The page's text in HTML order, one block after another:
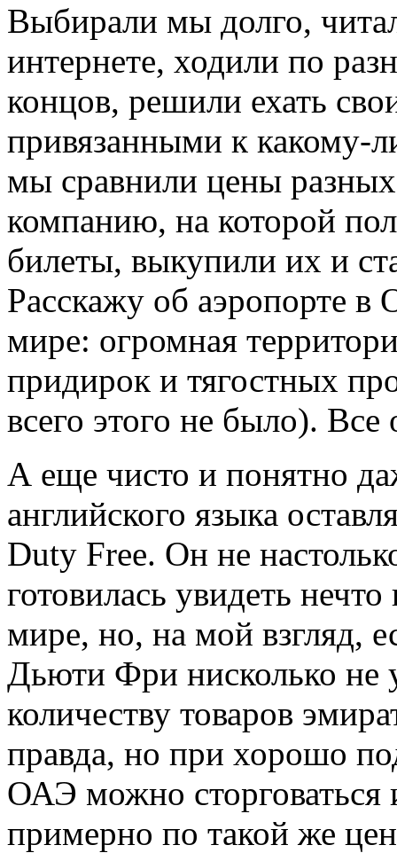
Выбирали мы долго,
интернете, ходили по
концов, решили ехать
привязанными к какому-
мы сравнили цены
компанию, на которой
билеты, выкупили их и
Расскажу об аэропорте
мире: огромная
придирок и тягостных
всего этого не было).
А еще чисто и понятно
английского языка
Duty Free. Он не
готовилась увидеть
мире, но, на мой взгляд,
Дьюти Фри нисколько не
количеству товаров
правда, но при хорошо
ОАЭ можно
примерно по такой же